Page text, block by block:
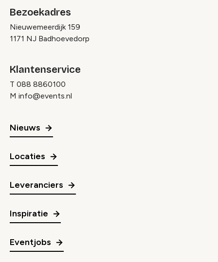
Bezoekadres
Nieuwemeerdijk 159
1171 NJ Badhoevedorp
Klantenservice
T 088 8860100
M info@events.nl
Nieuws
Locaties
Leveranciers
Inspiratie
Eventjobs